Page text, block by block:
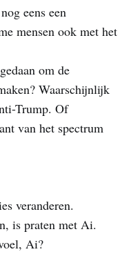
eens een
mensen ook met het
om de
Waarschijnlijk
Trump. Of
van het spectrum
veranderen.
is praten met Ai.
Ai?